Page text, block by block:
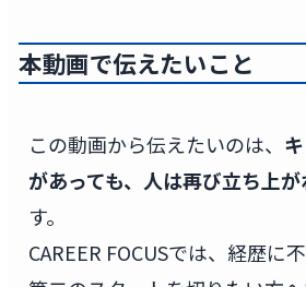
本動画で伝えたいこと
この動画から伝えたいのは、
があっても、人は再び立ち上が
す。
CAREER FOCUSでは、経歴に